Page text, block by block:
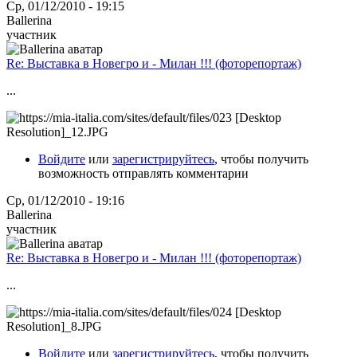
Ср, 01/12/2010 - 19:15
Ballerina
участник
Re: Выставка в Новегро и - Милан !!! (фоторепортаж)
...
Войдите или зарегистрируйтесь, чтобы получить
возможность отправлять комментарии
Ср, 01/12/2010 - 19:16
Ballerina
участник
Re: Выставка в Новегро и - Милан !!! (фоторепортаж)
...
Войдите или зарегистрируйтесь, чтобы получить